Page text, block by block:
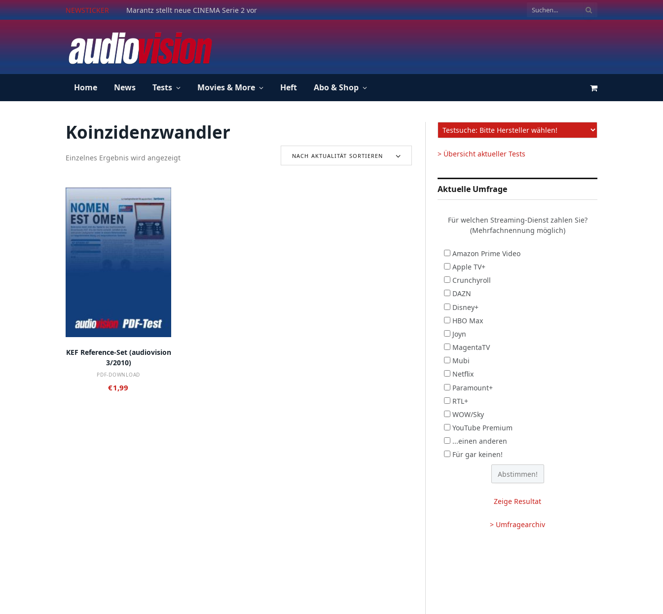
NEWSTICKER Marantz stellt neue CINEMA Serie 2 vor
Home News Tests Movies & More Heft Abo & Shop Einkaufswagen
Koinzidenzwandler
Einzelnes Ergebnis wird angezeigt NACH AKTUALITÄT SORTIEREN
KEF Reference-Set (audiovision
3/2010)
PDF-DOWNLOAD
€1,99
> Übersicht aktueller Tests
Aktuelle Umfrage
Für welchen Streaming-Dienst zahlen Sie?
(Mehrfachnennung möglich)
Amazon Prime Video
Apple TV+
Crunchyroll
DAZN
Disney+
HBO Max
Joyn
MagentaTV
Mubi
Netflix
Paramount+
RTL+
WOW/Sky
YouTube Premium
...einen anderen
Für gar keinen!
Zeige Resultat
> Umfragearchiv